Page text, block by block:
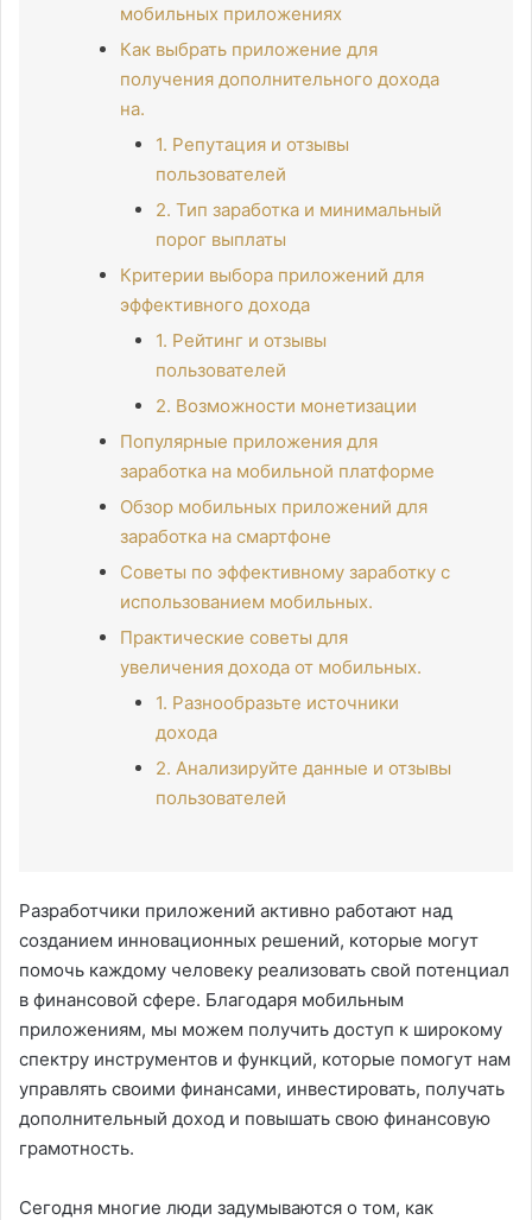
мобильных приложениях
Как выбрать приложение для
получения дополнительного дохода
на.
1. Репутация и отзывы
пользователей
2. Тип заработка и минимальный
порог выплаты
Критерии выбора приложений для
эффективного дохода
1. Рейтинг и отзывы
пользователей
2. Возможности монетизации
Популярные приложения для
заработка на мобильной платформе
Обзор мобильных приложений для
заработка на смартфоне
Советы по эффективному заработку с
использованием мобильных.
Практические советы для
увеличения дохода от мобильных.
1. Разнообразьте источники
дохода
2. Анализируйте данные и отзывы
пользователей
Разработчики приложений активно работают над
созданием инновационных решений, которые могут
помочь каждому человеку реализовать свой потенциал
в финансовой сфере. Благодаря мобильным
приложениям, мы можем получить доступ к широкому
спектру инструментов и функций, которые помогут нам
управлять своими финансами, инвестировать, получать
дополнительный доход и повышать свою финансовую
грамотность.
Сегодня многие люди задумываются о том, как